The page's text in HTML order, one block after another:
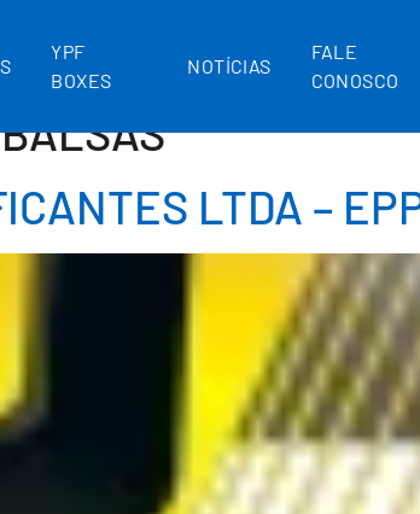
YPF
BOXES
NOTÍCIAS
FALE
CONOSCO
BALSAS
LTDA –